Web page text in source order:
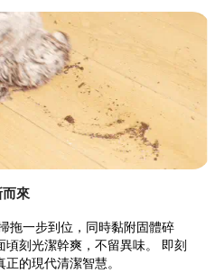
來
拖一步到位，同時黏附固體碎
頃刻光潔幹爽，不留異味。 即刻
的現代清潔智慧。